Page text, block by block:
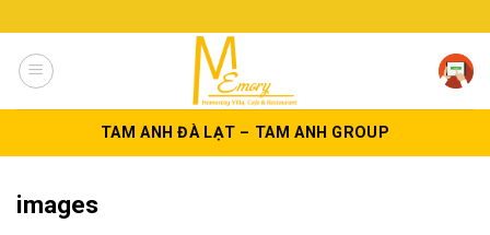
to
content
TAM ANH ĐÀ LẠT – TAM ANH GROUP
images